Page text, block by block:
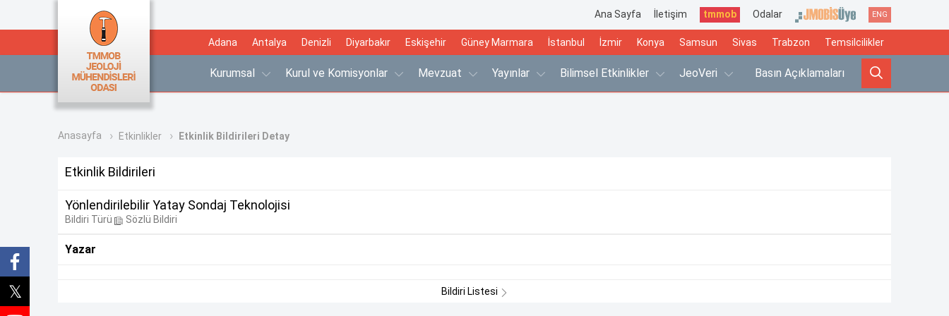
Ana Sayfa İletişim tmmob Odalar ENG
Adana Antalya Denizli Diyarbakır Eskişehir Güney Marmara İstanbul İzmir Konya Samsun Sivas Trabzon Temsilcilikler
Kurumsal Kurul ve Komisyonlar Mevzuat Yayınlar Bilimsel Etkinlikler Basın Açıklamaları
JeoVeri
Anasayfa Etkinlikler Etkinlik Bildirileri Detay
Etkinlik Bildirileri
Yönlendirilebilir Yatay Sondaj Teknolojisi
Bildiri Türü Sözlü Bildiri
Yazar
Bildiri Listesi